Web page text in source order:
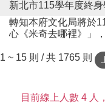
新北市115學年度終
轉知本府文化局將於
心《米奇去哪裡》」
1 ~ 15 則 / 共 1765 則
目前線上人數 4 人，